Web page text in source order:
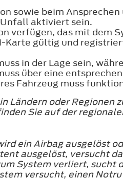
sowie beim
aktiviert sein.
verfügen, das mit dem
Karte gültig und
in der Lage sein,
über eine
Fahrzeug muss
Ländern oder
Sie auf der
ein Airbag ausgelöst
ausgelöst, versucht
System verliert, sucht
versucht, einen